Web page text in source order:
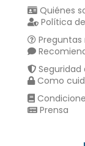
Quiénes
Política
Como
Prensa